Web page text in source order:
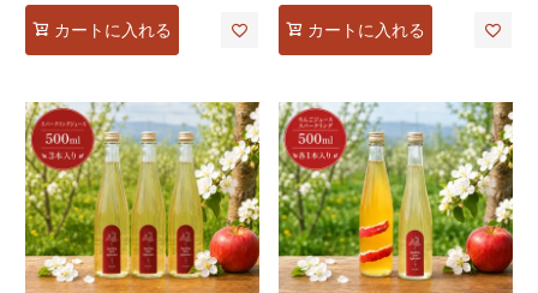
カートに入れる カートに入れる